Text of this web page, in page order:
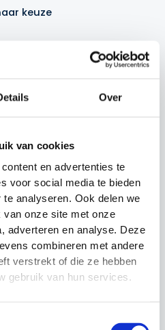
Over
van cookies
en advertenties te
voor social media te bieden
analyseren. Ook delen we
van onze site met onze
adverteren en analyse. Deze
combineren met andere
verstrekt of die ze hebben
gebruik van hun services.
keuze
uitgevoerd als overdekte
Daarmee is dit een
verenigingen die hun
kleurstelling of
te stellen op basis
u hiervoor vrijblijvend
langs het veld